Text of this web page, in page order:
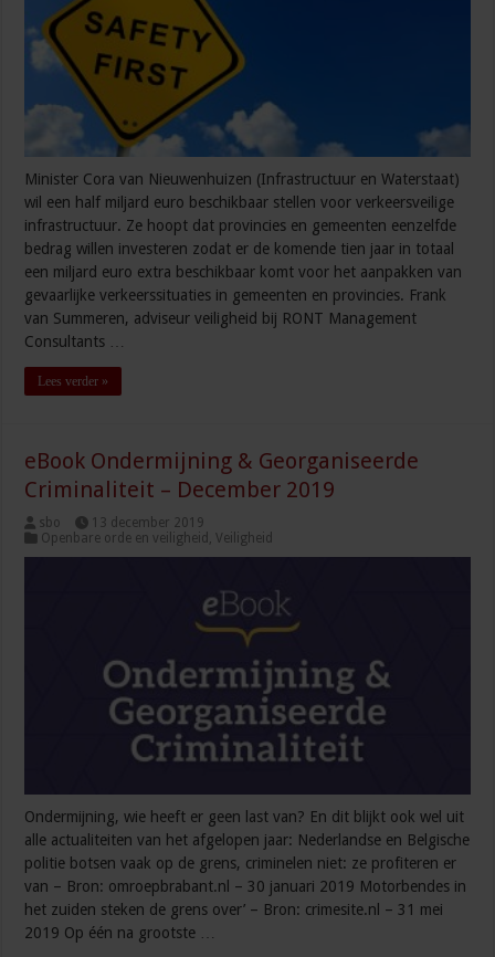
Minister Cora van Nieuwenhuizen (Infrastructuur en Waterstaat)
wil een half miljard euro beschikbaar stellen voor verkeersveilige
infrastructuur. Ze hoopt dat provincies en gemeenten eenzelfde
bedrag willen investeren zodat er de komende tien jaar in totaal
een miljard euro extra beschikbaar komt voor het aanpakken van
gevaarlijke verkeerssituaties in gemeenten en provincies. Frank
van Summeren, adviseur veiligheid bij RONT Management
Consultants …
Lees verder »
eBook Ondermijning & Georganiseerde
Criminaliteit – December 2019
sbo
13 december 2019
Openbare orde en veiligheid ,Veiligheid
Ondermijning, wie heeft er geen last van? En dit blijkt ook wel uit
alle actualiteiten van het afgelopen jaar: Nederlandse en Belgische
politie botsen vaak op de grens, criminelen niet: ze profiteren er
van – Bron: omroepbrabant.nl – 30 januari 2019 Motorbendes in
het zuiden steken de grens over’ – Bron: crimesite.nl – 31 mei
2019 Op één na grootste …